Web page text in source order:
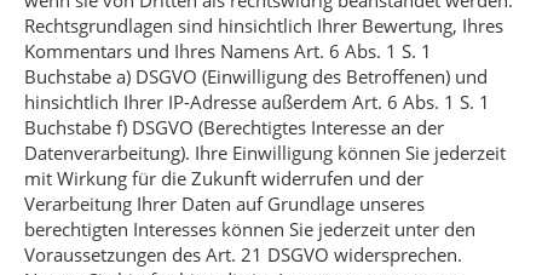
Rechtsgrundlagen sind hinsichtlich Ihrer Bewertung, Ihres
Kommentars und Ihres Namens Art. 6 Abs. 1 S. 1
Buchstabe a) DSGVO (Einwilligung des Betroffenen) und
hinsichtlich Ihrer IP-Adresse außerdem Art. 6 Abs. 1 S. 1
Buchstabe f) DSGVO (Berechtigtes Interesse an der
Datenverarbeitung). Ihre Einwilligung können Sie jederzeit
mit Wirkung für die Zukunft widerrufen und der
Verarbeitung Ihrer Daten auf Grundlage unseres
berechtigten Interesses können Sie jederzeit unter den
Voraussetzungen des Art. 21 DSGVO widersprechen.